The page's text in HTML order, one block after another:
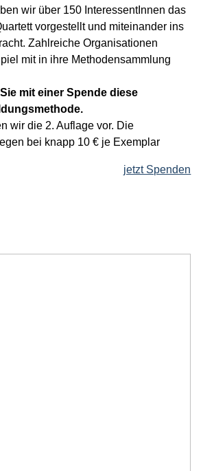
wir über 150 InteressentInnen das
vorgestellt und miteinander ins
Zahlreiche Organisationen
mit in ihre Methodensammlung
mit einer Spende diese
wir die 2. Auflage vor. Die
bei knapp 10 € je Exemplar
jetzt Spenden